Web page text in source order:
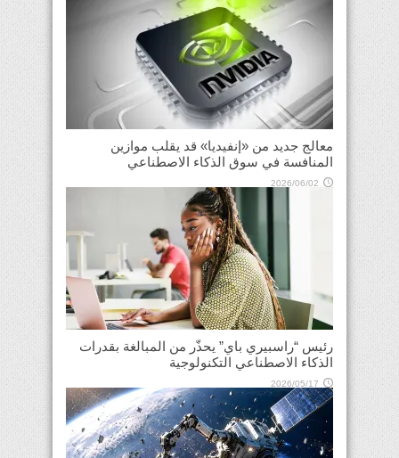
معالج جديد من «إنفيديا» قد يقلب موازين
المنافسة في سوق الذكاء الاصطناعي
2026/06/02
رئيس “راسبيري باي” يحذّر من المبالغة بقدرات
الذكاء الاصطناعي التكنولوجية
2026/05/17